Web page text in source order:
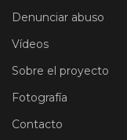
Denunciar abuso
Vídeos
Sobre el proyecto
Fotografía
Contacto